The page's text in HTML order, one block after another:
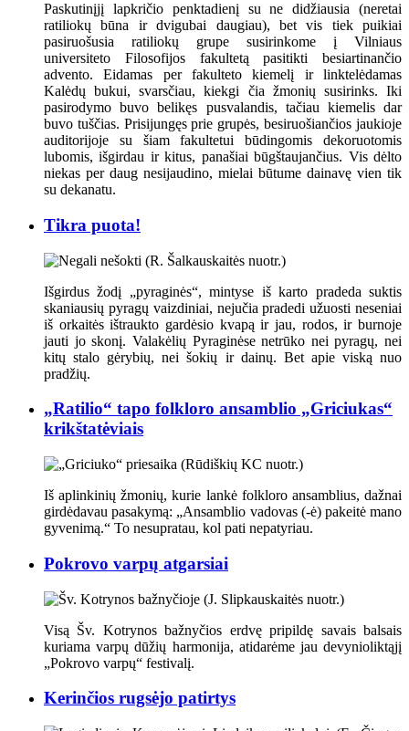
Paskutinįjį lapkričio penktadienį su ne didžiausia (neretai
ratiliokų būna ir dvigubai daugiau), bet vis tiek puikiai
pasiruošusia ratiliokų grupe susirinkome į Vilniaus
universiteto Filosofijos fakultetą pasitikti besiartinančio
advento. Eidamas per fakulteto kiemelį ir linktelėdamas
Kalėdų bukui, svarsčiau, kiekgi čia žmonių susirinks. Iki
pasirodymo buvo belikęs pusvalandis, tačiau kiemelis dar
buvo tuščias. Prisijungęs prie grupės, besiruošiančios jaukioje
auditorijoje su šiam fakultetui būdingomis dekoruotomis
lubomis, išgirdau ir kitus, panašiai būgštaujančius. Vis dėlto
niekas per daug nesijaudino, mielai būtume dainavę vien tik
su dekanatu.
Tikra puota!
Išgirdus žodį „pyraginės“, mintyse iš karto pradeda suktis
skaniausių pyragų vaizdiniai, nejučia pradedi užuosti neseniai
iš orkaitės ištraukto gardėsio kvapą ir jau, rodos, ir burnoje
jauti jo skonį. Valakėlių Pyraginėse netrūko nei pyragų, nei
kitų stalo gėrybių, nei šokių ir dainų. Bet apie viską nuo
pradžių.
„Ratilio“ tapo folkloro ansamblio „Griciukas“
krikštatėviais
Iš aplinkinių žmonių, kurie lankė folkloro ansamblius, dažnai
girdėdavau pasakymą: „Ansamblio vadovas (-ė) pakeitė mano
gyvenimą.“ To nesupratau, kol pati nepatyriau.
Pokrovo varpų atgarsiai
Visą Šv. Kotrynos bažnyčios erdvę pripildę savais balsais
kuriama varpų dūžių harmonija, atidarėme jau devynioliktąjį
„Pokrovo varpų“ festivalį.
Kerinčios rugsėjo patirtys